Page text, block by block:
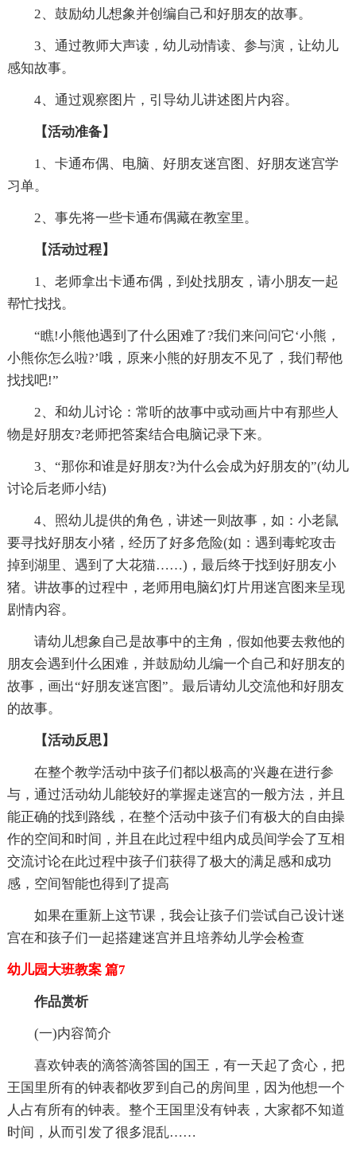
2、鼓励幼儿想象并创编自己和好朋友的故事。
3、通过教师大声读，幼儿动情读、参与演，让幼儿
感知故事。
4、通过观察图片，引导幼儿讲述图片内容。
【活动准备】
1、卡通布偶、电脑、好朋友迷宫图、好朋友迷宫学
习单。
2、事先将一些卡通布偶藏在教室里。
【活动过程】
1、老师拿出卡通布偶，到处找朋友，请小朋友一起
帮忙找找。
“瞧!小熊他遇到了什么困难了?我们来问问它‘小熊，
小熊你怎么啦?’哦，原来小熊的好朋友不见了，我们帮他
找找吧!”
2、和幼儿讨论：常听的故事中或动画片中有那些人
物是好朋友?老师把答案结合电脑记录下来。
3、“那你和谁是好朋友?为什么会成为好朋友的”(幼儿
讨论后老师小结)
4、照幼儿提供的角色，讲述一则故事，如：小老鼠
要寻找好朋友小猪，经历了好多危险(如：遇到毒蛇攻击
掉到湖里、遇到了大花猫……)，最后终于找到好朋友小
猪。讲故事的过程中，老师用电脑幻灯片用迷宫图来呈现
剧情内容。
请幼儿想象自己是故事中的主角，假如他要去救他的
朋友会遇到什么困难，并鼓励幼儿编一个自己和好朋友的
故事，画出“好朋友迷宫图”。最后请幼儿交流他和好朋友
的故事。
【活动反思】
在整个教学活动中孩子们都以极高的'兴趣在进行参
与，通过活动幼儿能较好的掌握走迷宫的一般方法，并且
能正确的找到路线，在整个活动中孩子们有极大的自由操
作的空间和时间，并且在此过程中组内成员间学会了互相
交流讨论在此过程中孩子们获得了极大的满足感和成功
感，空间智能也得到了提高
如果在重新上这节课，我会让孩子们尝试自己设计迷
宫在和孩子们一起搭建迷宫并且培养幼儿学会检查
幼儿园大班教案 篇7
作品赏析
(一)内容简介
喜欢钟表的滴答滴答国的国王，有一天起了贪心，把
王国里所有的钟表都收罗到自己的房间里，因为他想一个
人占有所有的钟表。整个王国里没有钟表，大家都不知道
时间，从而引发了很多混乱……